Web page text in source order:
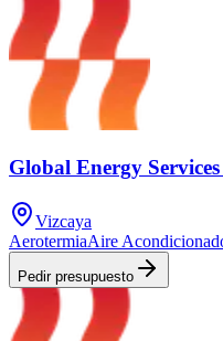
Global Energy Services
Vizcaya
AerotermiaAire
Pedir presupuesto